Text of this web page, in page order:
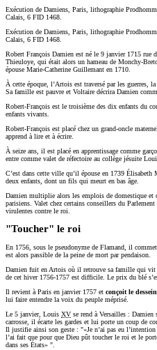
Exécution de Damiens, Paris, lithographie
Calais, 6 FID 1468.
Exécution de Damiens, Paris, lithographie
Calais, 6 FID 1468.
Robert François Damien est né le 9 janvier 1715 rue
Thieuloye, qui était alors un hameau de Monchy-
épouse Marie-Catherine Guillemant en 1710.
À cette époque, l’Artois est traversé par les guerres,
Sa famille est pauvre et Voltaire décrira Damien
Robert-François est le troisième des dix enfants du
enfants vivants.
Robert-François est placé chez un grand-oncle
apprend à lire et à écrire.
À seize ans, il est placé en apprentissage comme
entre comme valet de réfectoire au collège jésuite
C’est dans cette ville qu’il épouse en 1739
deux enfants, dont un fils qui meurt en bas âge.
Damien multiplie alors les emplois de domestique
parisiens. Valet chez certains conseillers du
virulentes contre le roi.
"Toucher" le roi
En 1756, sous le pseudonyme de Flamand, il
est alors passible de la peine de mort par pendaison.
Damien fuit en Artois où il retrouve sa famille qui vit
de cet hiver 1756-1757 est difficile. Le prix du blé
Il revient à Paris en janvier 1757 et conçoit le
lui faire entendre la voix du peuple méprisé.
Le 5 janvier, Louis XV se rend à Versailles :
carrosse, il écarte les gardes et lui porte un coup de
Il justifie ainsi son geste : " Je n’ai pas eu
l’ai fait que pour que Dieu pût toucher le roi et le
dans ses États
".